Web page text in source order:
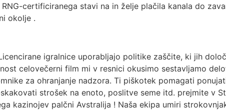
certificiranega stavi na in želje plačila kanala do
okolje .
igralnice uporabljajo politike zaščite, ki jih
celovečerni film mi v resnici okusimo sestavljamo
za ohranjanje nadzora. Ti piškotek pomagati
strošek na enoto, poslitve seme itd. prejmite v
kazinojev palčni Avstralija ! Naša ekipa umiri